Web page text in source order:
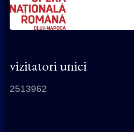
vizitatori unici
2513962